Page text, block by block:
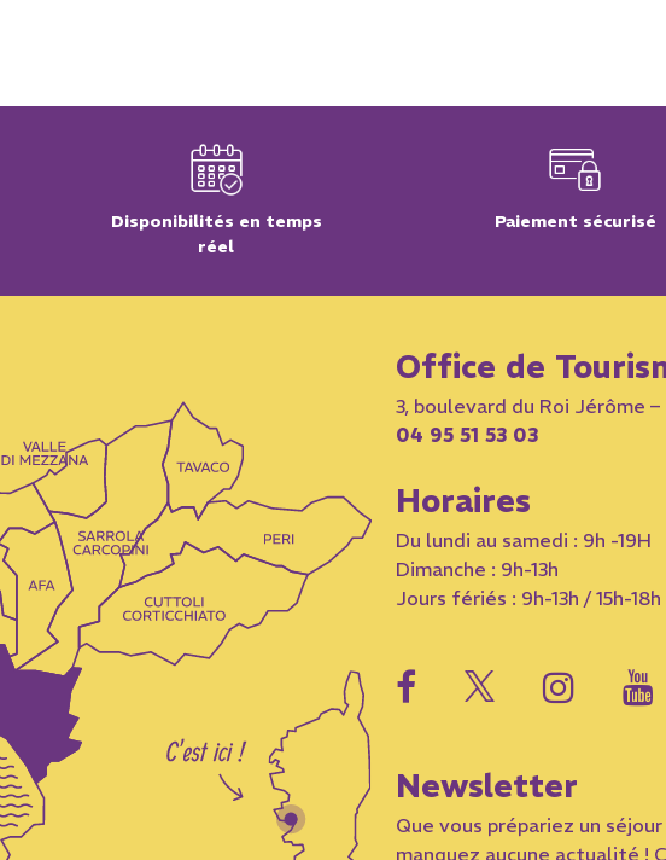
Disponibilités en temps
réel
Paiement sécurisé
Office de
3, boulevard du Roi Jérôme
04 95 51 53 03
Horaires
Du lundi au samedi : 9h -19H
Dimanche : 9h-13h
Jours fériés : 9h-13h / 15h-18h
Newsletter
Que vous prépariez un
manquez aucune actualité !